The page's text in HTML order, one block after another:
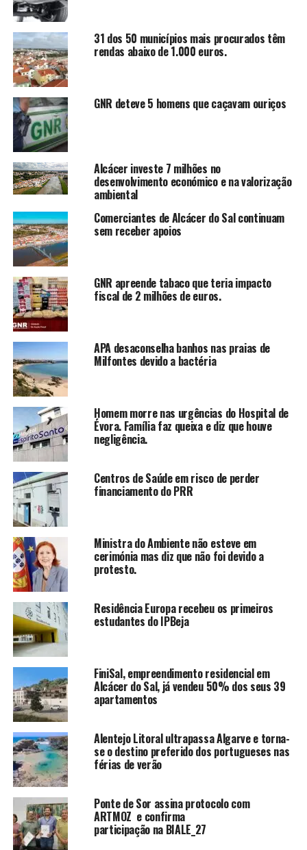
31 dos 50 municípios mais procurados têm
rendas abaixo de 1.000 euros.
GNR deteve 5 homens que caçavam ouriços
Alcácer investe 7 milhões no
desenvolvimento económico e na valorização
ambiental
Comerciantes de Alcácer do Sal continuam
sem receber apoios
GNR apreende tabaco que teria impacto
fiscal de 2 milhões de euros.
APA desaconselha banhos nas praias de
Milfontes devido a bactéria
Homem morre nas urgências do Hospital de
Évora. Família faz queixa e diz que houve
negligência.
Centros de Saúde em risco de perder
financiamento do PRR
Ministra do Ambiente não esteve em
cerimónia mas diz que não foi devido a
protesto.
Residência Europa recebeu os primeiros
estudantes do IPBeja
FiniSal, empreendimento residencial em
Alcácer do Sal, já vendeu 50% dos seus 39
apartamentos
Alentejo Litoral ultrapassa Algarve e torna-
se o destino preferido dos portugueses nas
férias de verão
Ponte de Sor assina protocolo com
ARTMOZ e confirma
participação na BIALE_27